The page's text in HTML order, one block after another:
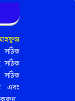
সঠিক
সঠিক
সঠিক
এবং